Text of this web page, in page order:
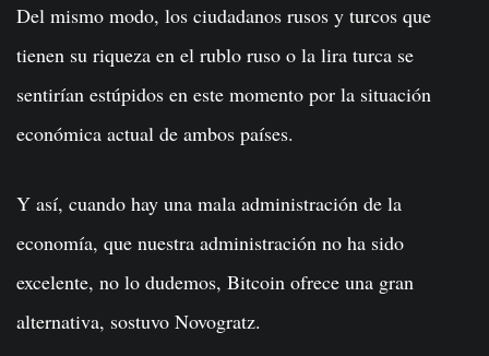
Del mismo modo, los ciudadanos rusos y turcos que
tienen su riqueza en el rublo ruso o la lira turca se
sentirían estúpidos en este momento por la situación
económica actual de ambos países.
Y así, cuando hay una mala administración de la
economía, que nuestra administración no ha sido
excelente, no lo dudemos, Bitcoin ofrece una gran
alternativa, sostuvo Novogratz.